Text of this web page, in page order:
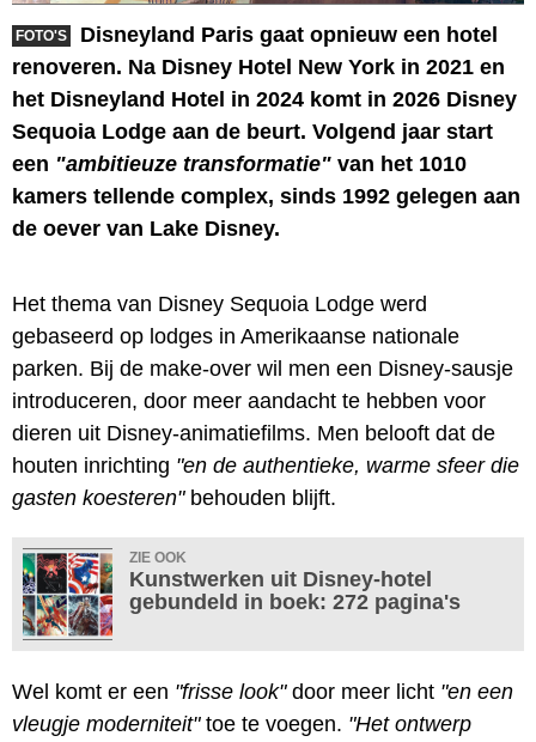
FOTO'S
Disneyland Paris gaat opnieuw een hotel
renoveren. Na Disney Hotel New York in 2021 en
het Disneyland Hotel in 2024 komt in 2026 Disney
Sequoia Lodge aan de beurt. Volgend jaar start
een "ambitieuze transformatie" van het 1010
kamers tellende complex, sinds 1992 gelegen aan
de oever van Lake Disney.
Het thema van Disney Sequoia Lodge werd
gebaseerd op lodges in Amerikaanse nationale
parken. Bij de make-over wil men een Disney-sausje
introduceren, door meer aandacht te hebben voor
dieren uit Disney-animatiefilms. Men belooft dat de
houten inrichting "en de authentieke, warme sfeer die
gasten koesteren"behouden blijft.
ZIE OOK
Kunstwerken uit Disney-hotel
gebundeld in boek: 272 pagina's
Wel komt er een "frisse look"door meer licht "en een
vleugje moderniteit"toe te voegen. "Het ontwerp